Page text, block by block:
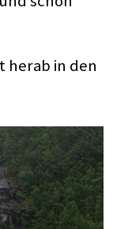
herab in den